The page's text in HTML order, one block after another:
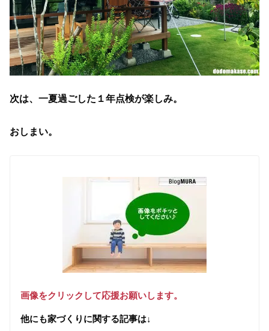
次は、一夏過ごした１年点検が楽しみ。
おしまい。
画像をクリックして応援お願いします。
他にも家づくりに関する記事は↓